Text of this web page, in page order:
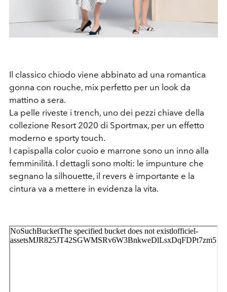
Il classico chiodo viene abbinato ad una romantica
gonna con rouche, mix perfetto per un look da
mattino a sera.
La pelle riveste i trench, uno dei pezzi chiave della
collezione Resort 2020 di Sportmax, per un effetto
moderno e sporty touch.
I capispalla color cuoio e marrone sono un inno alla
femminilità. I dettagli sono molti: le impunture che
segnano la silhouette, il revers è importante e la
cintura va a mettere in evidenza la vita.